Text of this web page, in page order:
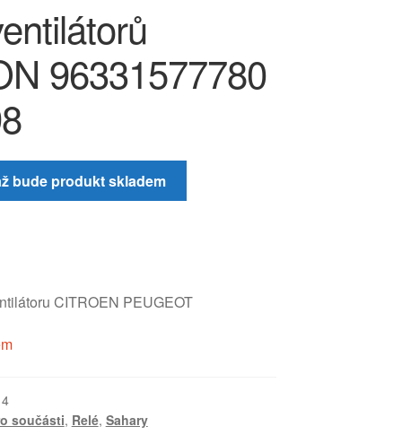
96331577780
bude produkt skladem
CITROEN PEUGEOT
součásti, Relé, Sahary